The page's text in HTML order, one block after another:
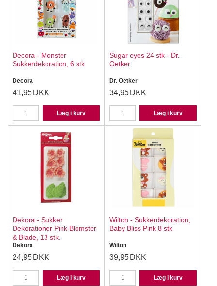
Decora - Monster
Sukkerdekoration, 6 stk
Decora
41,95 DKK
Læg i kurv
Sugar eyes 24 stk - Dr.
Oetker
Dr. Oetker
34,95 DKK
Læg i kurv
Dekora - Sukker
Dekorationer Pink Blomster
& Blade, 13 stk.
Dekora
24,95 DKK
Læg i kurv
Wilton - Sukkerdekoration,
Baby Bliss Pink 8 stk
Wilton
39,95 DKK
Læg i kurv